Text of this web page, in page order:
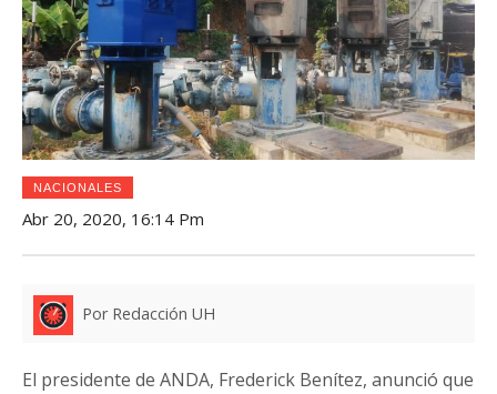
NACIONALES
Abr 20, 2020, 16:14 Pm
Por Redacción UH
El presidente de ANDA, Frederick Benítez, anunció que